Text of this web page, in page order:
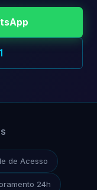
de Acesso
24h